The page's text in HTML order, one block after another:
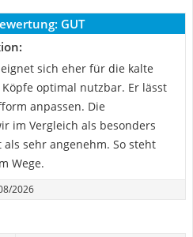
GUT
sich eher für die kalte
optimal nutzbar. Er lässt
anpassen. Die
im Vergleich als besonders
sehr angenehm. So steht
Wege.
2026